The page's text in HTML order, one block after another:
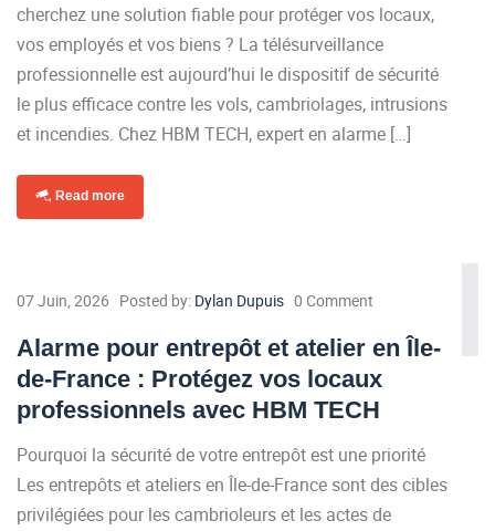
cherchez une solution fiable pour protéger vos locaux,
vos employés et vos biens ? La télésurveillance
professionnelle est aujourd’hui le dispositif de sécurité
le plus efficace contre les vols, cambriolages, intrusions
et incendies. Chez HBM TECH, expert en alarme […]
Read more
07 Juin, 2026 Posted by: Dylan Dupuis 0 Comment
Alarme pour entrepôt et atelier en Île-
de-France : Protégez vos locaux
professionnels avec HBM TECH
Pourquoi la sécurité de votre entrepôt est une priorité
Les entrepôts et ateliers en Île-de-France sont des cibles
privilégiées pour les cambrioleurs et les actes de